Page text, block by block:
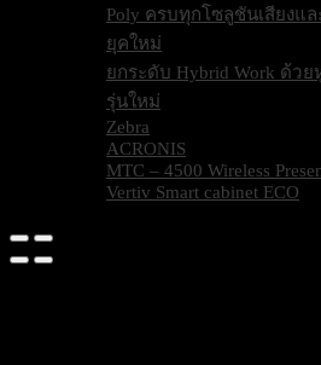
Poly ครบทุกโซลูชันเสียงแ
ยุคใหม่
ยกระดับ Hybrid Work ด้วย
รุ่นใหม่
Zebra
ACRONIS
MTC – 4500 Wireless
Vertiv Smart cabinet ECO